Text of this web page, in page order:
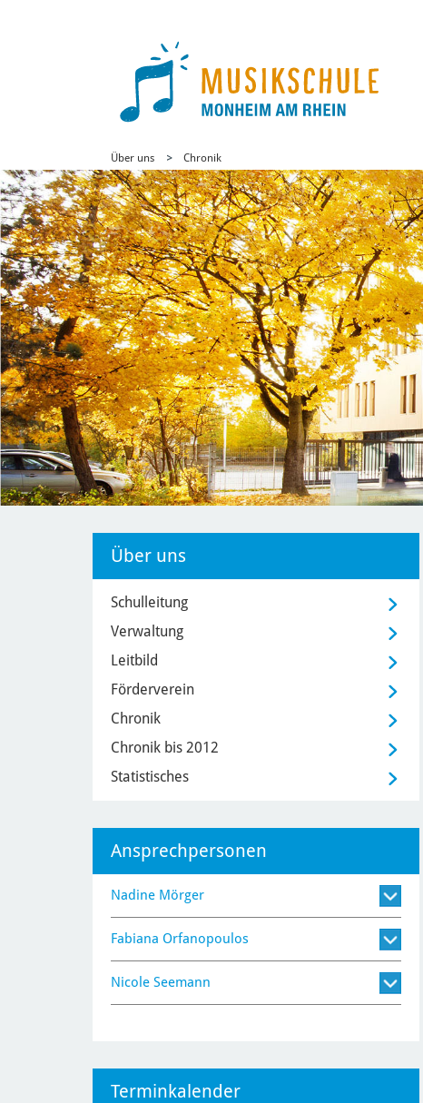
Über uns Chronik
Über uns
Schulleitung
Verwaltung
Leitbild
Förderverein
Chronik
Chronik bis 2012
Statistisches
Ansprechpersonen
Nadine Mörger
Fabiana Orfanopoulos
Nicole Seemann
Terminkalender